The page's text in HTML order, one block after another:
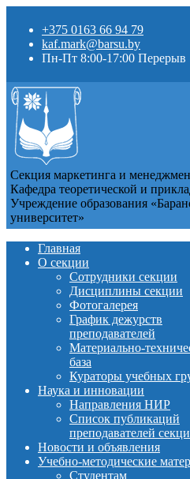
+375 0163 66 94 79
kaf.mark@barsu.by
Пн-Пт 8:00-17:00 Перерыв
Секция маркетинга и
Кафедра теоретической и
Учреждение образования
университет»
Главная
О секции
Сотрудники секции
Дисциплины секции
Фотогалерея
График дежурств
преподавателей
Материально-
база
Кураторы учебных
Наука и инновации
Направления НИР
Список публикаций
преподавателей
Новости и объявления
Учебно-методические
Студентам